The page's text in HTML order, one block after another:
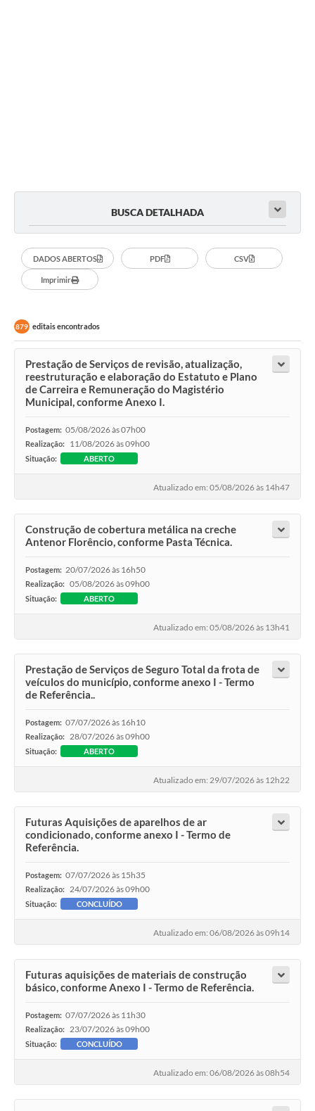
BUSCA DETALHADA
DADOS ABERTOS PDF CSV
Imprimir
879 editais encontrados
Prestação de Serviços de revisão, atualização,
reestruturação e elaboração do Estatuto e Plano
de Carreira e Remuneração do Magistério
Municipal, conforme Anexo I.
Postagem: 05/08/2026 às 07h00
Realização: 11/08/2026 às 09h00
Situação: ABERTO
Atualizado em: 05/08/2026 às 14h47
Construção de cobertura metálica na creche
Antenor Florêncio, conforme Pasta Técnica.
Postagem: 20/07/2026 às 16h50
Realização: 05/08/2026 às 09h00
Situação: ABERTO
Atualizado em: 05/08/2026 às 13h41
Prestação de Serviços de Seguro Total da frota de
veículos do município, conforme anexo I - Termo
de Referência..
Postagem: 07/07/2026 às 16h10
Realização: 28/07/2026 às 09h00
Situação: ABERTO
Atualizado em: 29/07/2026 às 12h22
Futuras Aquisições de aparelhos de ar
condicionado, conforme anexo I - Termo de
Referência.
Postagem: 07/07/2026 às 15h35
Realização: 24/07/2026 às 09h00
Situação: CONCLUÍDO
Atualizado em: 06/08/2026 às 09h14
Futuras aquisições de materiais de construção
básico, conforme Anexo I - Termo de Referência.
Postagem: 07/07/2026 às 11h30
Realização: 23/07/2026 às 09h00
Situação: CONCLUÍDO
Atualizado em: 06/08/2026 às 08h54